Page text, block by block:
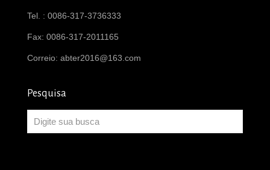
Tel. : 0086-317-3736333
Fax: 0086-317-2011165
Correio: abter2016@163.com
Pesquisa